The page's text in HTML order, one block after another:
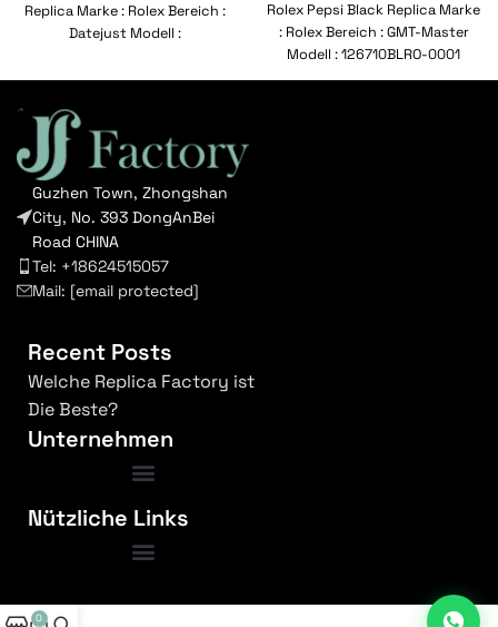
Replica Marke : Rolex Bereich :
Datejust Modell :
Rolex Pepsi Black Replica Marke
: Rolex Bereich : GMT-Master
Modell : 126710BLRO-0001
Referenznummer : 126710BLRO-
Guzhen Town, Zhongshan
City, No. 393 DongAnBei
Road CHINA
Tel: +18624515057
Mail: [email protected]
Recent Posts
Welche Replica Factory ist
Die Beste?
Unternehmen
Nützliche Links
0